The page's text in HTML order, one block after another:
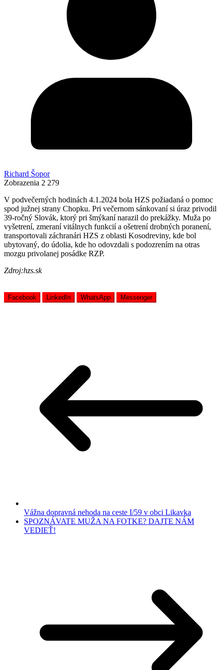
Richard Šopor
Zobrazenia 2 279
V podvečerných hodinách 4.1.2024 bola HZS požiadaná o pomoc
spod južnej strany Chopku. Pri večernom sánkovaní si úraz privodil
39-ročný Slovák, ktorý pri šmýkaní narazil do prekážky. Muža po
vyšetrení, zmeraní vitálnych funkcií a ošetrení drobných poranení,
transportovali záchranári HZS z oblasti Kosodreviny, kde bol
ubytovaný, do údolia, kde ho odovzdali s podozrením na otras
mozgu privolanej posádke RZP.
Zdroj:hzs.sk
Facebook LinkedIn WhatsApp Messenger
Vážna dopravná nehoda na ceste I/59 v obci Likavka
SPOZNÁVATE MUŽA NA FOTKE? DAJTE NÁM
VEDIEŤ!